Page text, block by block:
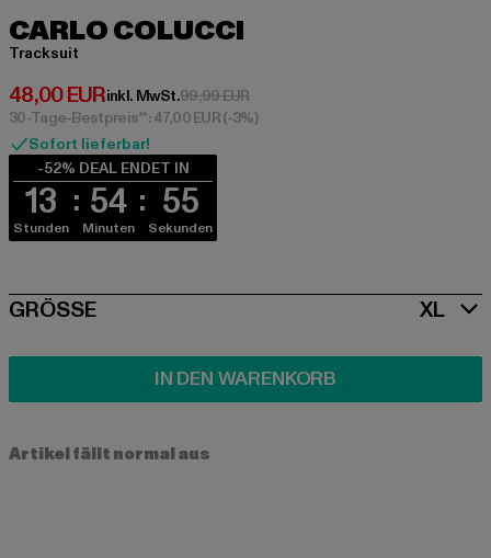
CARLO COLUCCI
Tracksuit
48,00 EUR
Derzeitiger Preis: 48,00 EUR
inkl. MwSt.99,99 EURAktionspreis: 99,99 EUR
30-Tage-Bestpreis**: 47,00 EUR(-3%)
Sofort lieferbar!
-52% DEAL ENDET IN
13
Stunden
54
Minuten
55
Sekunden
SIZE
GRÖSSE XL
IN DEN WARENKORB
Artikel fällt normal aus